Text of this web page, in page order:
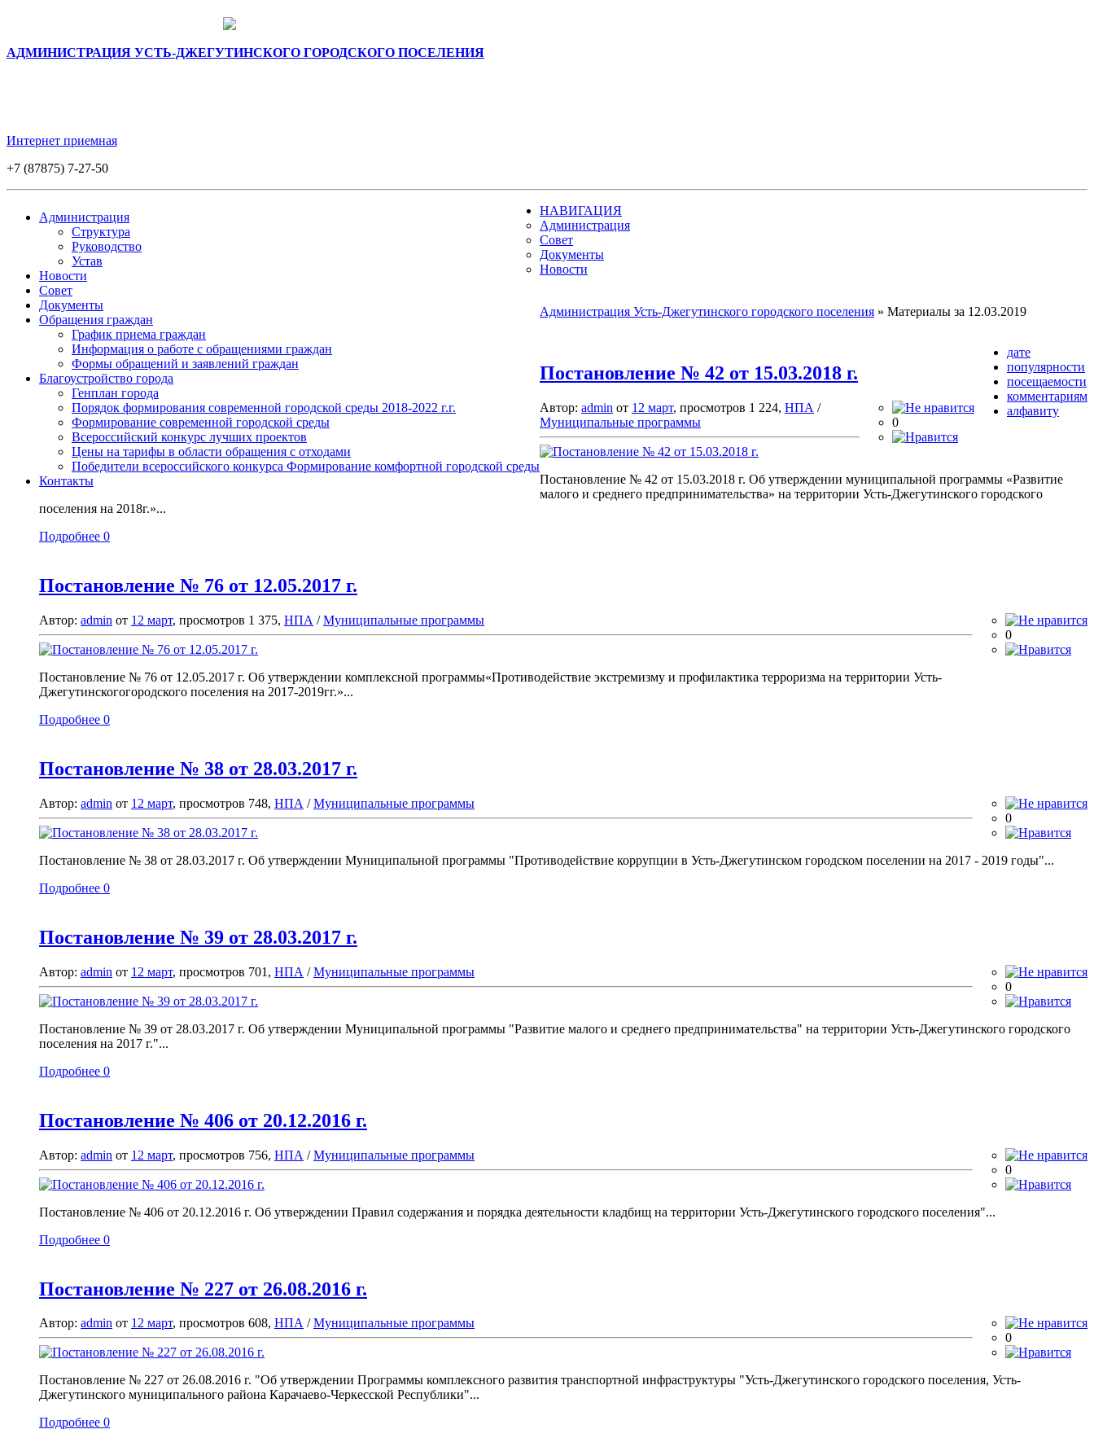
АДМИНИСТРАЦИЯ УСТЬ-ДЖЕГУТИНСКОГО ГОРОДСКОГО ПОСЕЛЕНИЯ
Интернет приемная
+7 (87875) 7-27-50
Администрация
Структура
Руководство
Устав
Новости
Совет
Документы
Обращения граждан
График приема граждан
Информация о работе с обращениями граждан
Формы обращений и заявлений граждан
Благоустройство города
Генплан города
Порядок формирования современной городской среды 2018-2022 г.г.
Формирование современной городской среды
Всероссийский конкурс лучших проектов
Цены на тарифы в области обращения с отходами
Победители всероссийского конкурса Формирование комфортной городской среды
Контакты
НАВИГАЦИЯ
Администрация
Совет
Документы
Новости
Администрация Усть-Джегутинского городского поселения » Материалы за 12.03.2019
дате
популярности
посещаемости
комментариям
алфавиту
Постановление № 42 от 15.03.2018 г.
0
Автор: admin от 12 март, просмотров 1 224, НПА /
Муниципальные программы
Постановление № 42 от 15.03.2018 г. Об утверждении муниципальной программы «Развитие
малого и среднего предпринимательства» на территории Усть-Джегутинского городского
поселения на 2018г.»...
Подробнее 0
Постановление № 76 от 12.05.2017 г.
0
Автор: admin от 12 март, просмотров 1 375, НПА /Муниципальные программы
Постановление № 76 от 12.05.2017 г. Об утверждении комплексной программы«Противодействие экстремизму и профилактика терроризма на территории Усть-
Джегутинскогогородского поселения на 2017-2019гг.»...
Подробнее 0
Постановление № 38 от 28.03.2017 г.
0
Автор: admin от 12 март, просмотров 748, НПА /Муниципальные программы
Постановление № 38 от 28.03.2017 г. Об утверждении Муниципальной программы "Противодействие коррупции в Усть-Джегутинском городском поселении на 2017 - 2019 годы"...
Подробнее 0
Постановление № 39 от 28.03.2017 г.
0
Автор: admin от 12 март, просмотров 701, НПА /Муниципальные программы
Постановление № 39 от 28.03.2017 г. Об утверждении Муниципальной программы "Развитие малого и среднего предпринимательства" на территории Усть-Джегутинского городского
поселения на 2017 г."...
Подробнее 0
Постановление № 406 от 20.12.2016 г.
0
Автор: admin от 12 март, просмотров 756, НПА /Муниципальные программы
Постановление № 406 от 20.12.2016 г. Об утверждении Правил содержания и порядка деятельности кладбищ на территории Усть-Джегутинского городского поселения"...
Подробнее 0
Постановление № 227 от 26.08.2016 г.
0
Автор: admin от 12 март, просмотров 608, НПА /Муниципальные программы
Постановление № 227 от 26.08.2016 г. "Об утверждении Программы комплексного развития транспортной инфраструктуры "Усть-Джегутинского городского поселения, Усть-
Джегутинского муниципального района Карачаево-Черкесской Республики"...
Подробнее 0